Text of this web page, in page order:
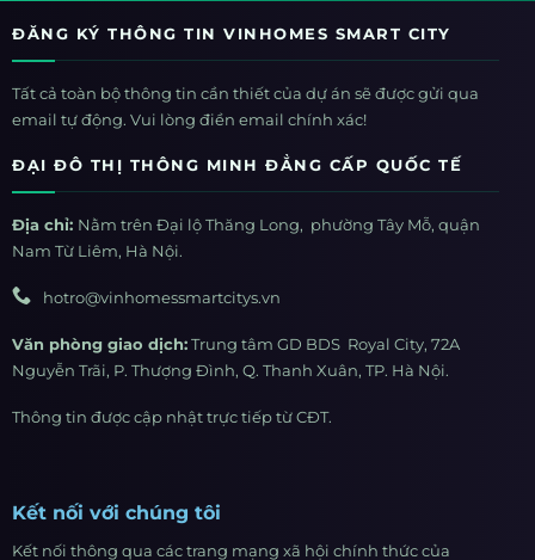
ĐĂNG KÝ THÔNG TIN VINHOMES SMART CITY
Tất cả toàn bộ thông tin cần thiết của dự án sẽ được gửi qua
email tự động. Vui lòng điền email chính xác!
ĐẠI ĐÔ THỊ THÔNG MINH ĐẲNG CẤP QUỐC TẾ
Địa chỉ: Nằm trên Đại lộ Thăng Long, phường Tây Mỗ, quận
Nam Từ Liêm, Hà Nội.
hotro@vinhomessmartcitys.vn
Văn phòng giao dịch:Trung tâm GD BDS Royal City, 72A
Nguyễn Trãi, P. Thượng Đình, Q. Thanh Xuân, TP. Hà Nội.
Thông tin được cập nhật trực tiếp từ CĐT.
Kết nối với chúng tôi
Kết nối thông qua các trang mạng xã hội chính thức của